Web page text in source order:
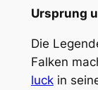
Ursprung
Die
Falken
luckin